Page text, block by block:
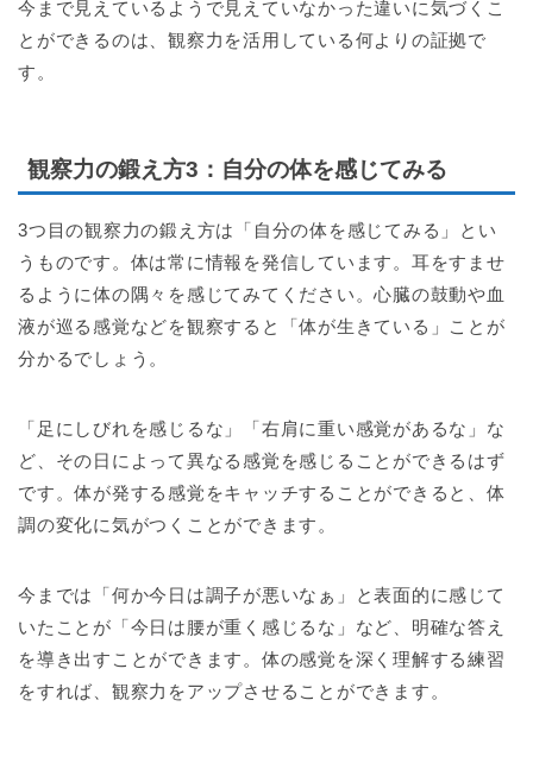
今まで見えているようで見えていなかった違いに気づくこ
とができるのは、観察力を活用している何よりの証拠で
す。
観察力の鍛え方3：自分の体を感じてみる
3つ目の観察力の鍛え方は「自分の体を感じてみる」とい
うものです。体は常に情報を発信しています。耳をすませ
るように体の隅々を感じてみてください。心臓の鼓動や血
液が巡る感覚などを観察すると「体が生きている」ことが
分かるでしょう。
「足にしびれを感じるな」「右肩に重い感覚があるな」な
ど、その日によって異なる感覚を感じることができるはず
です。体が発する感覚をキャッチすることができると、体
調の変化に気がつくことができます。
今までは「何か今日は調子が悪いなぁ」と表面的に感じて
いたことが「今日は腰が重く感じるな」など、明確な答え
を導き出すことができます。体の感覚を深く理解する練習
をすれば、観察力をアップさせることができます。